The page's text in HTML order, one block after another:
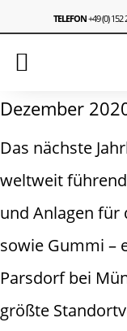
TELEFON+49 (0) 152
Dezember
Das nächste
weltweit
und Anlagen
sowie Gummi –
Parsdorf bei
größte